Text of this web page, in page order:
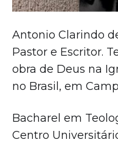
Antonio Clarindo
Pastor e Escritor.
obra de Deus na
no Brasil, em
Bacharel em
Centro